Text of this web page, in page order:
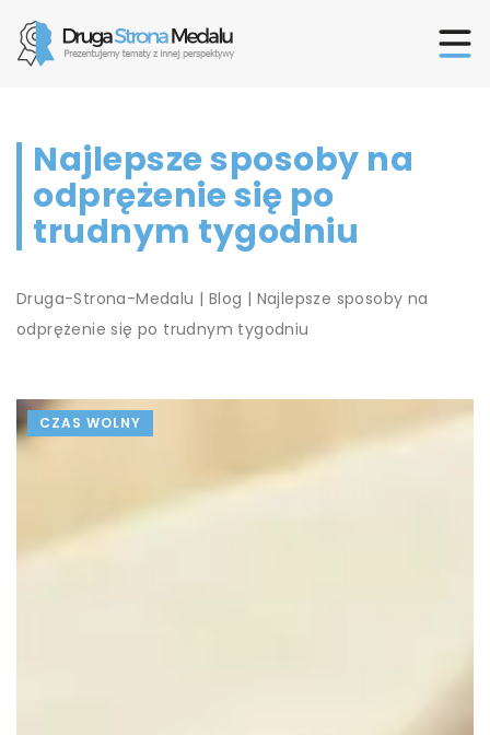
Najlepsze sposoby na
odprężenie się po
trudnym tygodniu
Druga-Strona-Medalu | Blog | Najlepsze sposoby na
odprężenie się po trudnym tygodniu
CZAS WOLNY